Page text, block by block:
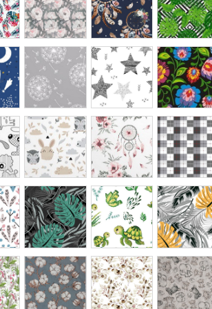
kwiaty
dmuchawce
szare
magia
gwiazd
słowiański
czarny
polana
łapacz
snów
biały
kratka
szara
monstera
turkus
czarna
żółwie
monstera
musztardowa
kwiat
bawełny
eukaliptus
afrykańskie
zwierzaki